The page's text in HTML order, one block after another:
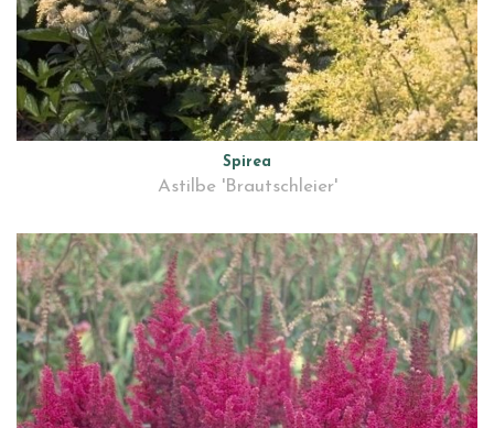
Spirea
Astilbe 'Brautschleier'